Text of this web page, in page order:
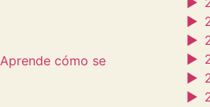
Aprende cómo se
►
►
►
►
►